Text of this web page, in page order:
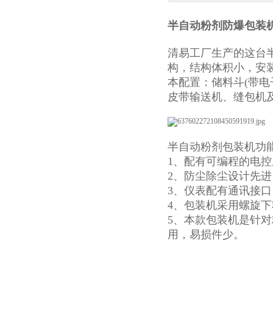
半自动粉剂防爆包装
清易工厂生产的这台
构，结构体积小，安
本配置：储料斗(带
皮带输送机、缝包机
半自动粉剂包装机功
1、配有可编程的电
2、防尘除尘设计先
3、仪表配有通讯接
4、包装机采用螺旋
5、本款包装机是针
用，易损件少。